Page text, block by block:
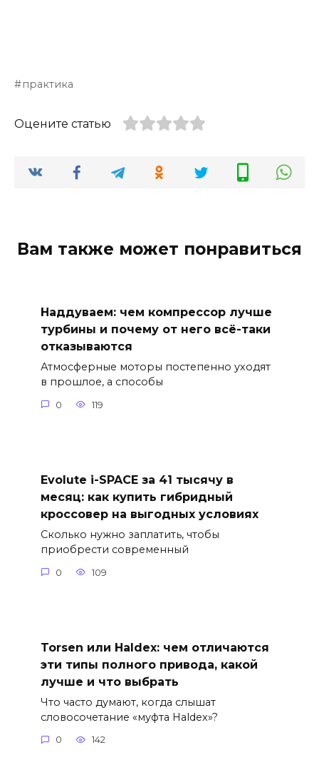
практика
Оцените статью
Вам также может понравиться
Наддуваем: чем компрессор лучше
турбины и почему от него всё-таки
отказываются
Атмосферные моторы постепенно уходят
в прошлое, а способы
0 119
Evolute i-SPACE за 41 тысячу в
месяц: как купить гибридный
кроссовер на выгодных условиях
Сколько нужно заплатить, чтобы
приобрести современный
0 109
Torsen или Haldex: чем отличаются
эти типы полного привода, какой
лучше и что выбрать
Что часто думают, когда слышат
словосочетание «муфта Haldex»?
0 142